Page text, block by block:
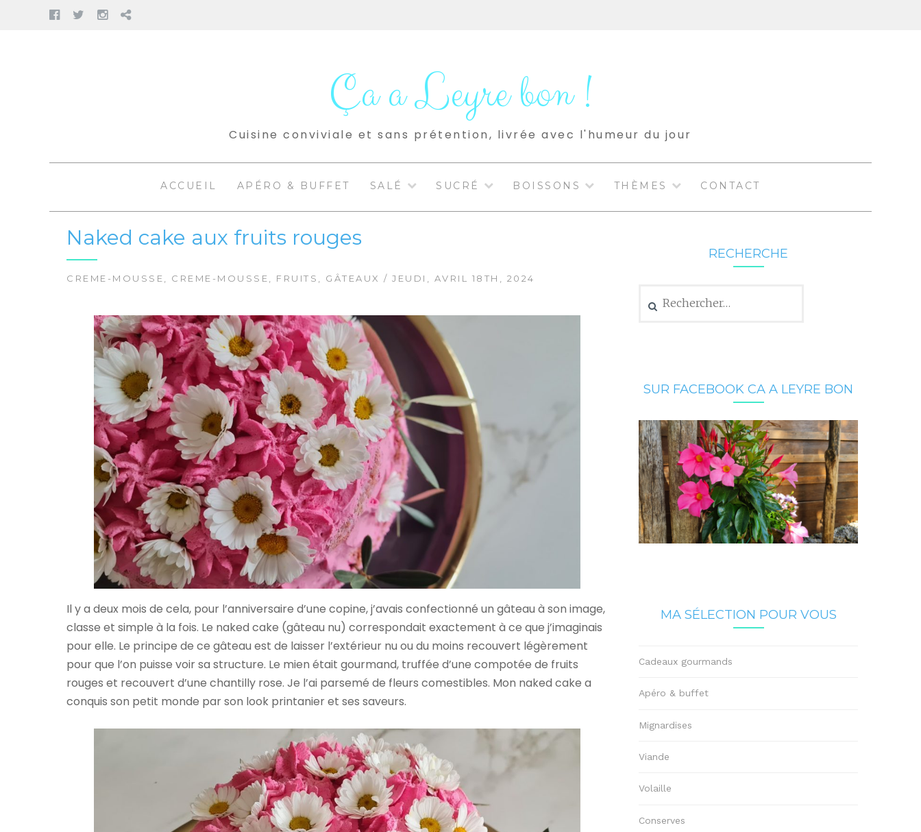
FacebookTwitter
Instagram
Pinterest
Ça a Leyre bon !
Cuisine conviviale et sans prétention, livrée avec l'humeur du jour
ACCUEIL APÉRO & BUFFET SALÉ SUCRÉ BOISSONS THÈMES CONTACT
Naked cake aux fruits rouges
CREME-MOUSSE CREME-MOUSSE FRUITS GÂTEAUX / JEUDI, AVRIL 18TH, 2024
Il y a deux mois de cela, pour l’anniversaire d’une copine, j’avais confectionné un gâteau à son image,
classe et simple à la fois. Le naked cake (gâteau nu) correspondait exactement à ce que j’imaginais
pour elle. Le principe de ce gâteau est de laisser l’extérieur nu ou du moins recouvert légèrement
pour que l’on puisse voir sa structure. Le mien était gourmand, truffée d’une compotée de fruits
rouges et recouvert d’une chantilly rose. Je l’ai parsemé de fleurs comestibles. Mon naked cake a
conquis son petit monde par son look printanier et ses saveurs.
RECHERCHE
SUR FACEBOOK CA A LEYRE BON
MA SÉLECTION POUR VOUS
Cadeaux gourmands
Apéro & buffet
Mignardises
Viande
Volaille
Conserves